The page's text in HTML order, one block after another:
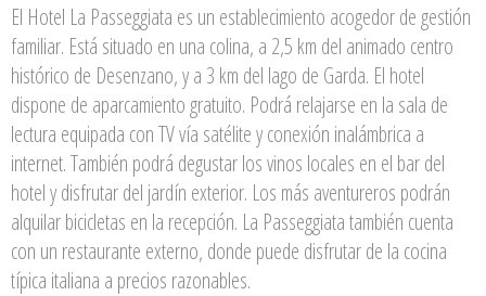
El Hotel La Passeggiata es un establecimiento acogedor de gestión
familiar. Está situado en una colina, a 2,5 km del animado centro
histórico de Desenzano, y a 3 km del lago de Garda. El hotel
dispone de aparcamiento gratuito. Podrá relajarse en la sala de
lectura equipada con TV vía satélite y conexión inalámbrica a
internet. También podrá degustar los vinos locales en el bar del
hotel y disfrutar del jardín exterior. Los más aventureros podrán
alquilar bicicletas en la recepción. La Passeggiata también cuenta
con un restaurante externo, donde puede disfrutar de la cocina
típica italiana a precios razonables.